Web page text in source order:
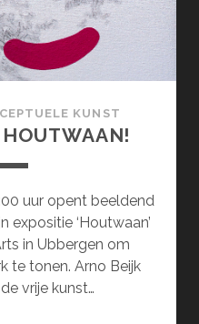
KUNST
HOUTWAAN!
uur opent beeldend
expositie ‘Houtwaan’
in Ubbergen om
te tonen. Arno Beijk
vrije kunst…